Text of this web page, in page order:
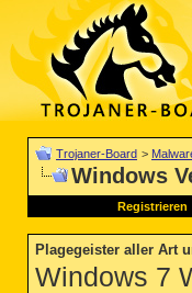
Trojaner-Board >
Windows
Registrieren
Plagegeister aller Art
Windows 7